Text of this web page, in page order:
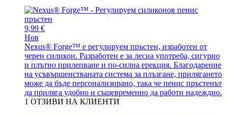
9,99 €
Нов
Nexus® Forge™ е регулируем пръстен, изработен от
черен силикон. Разработен е за лесна употреба, сигурно
и плътно прилепване и по-силна ерекция. Благодарение
на усъвършенстваната система за плъзгане, прилягането
може да бъде персонализирано, така че пенис пръстенът
да приляга удобно и същевременно да работи надеждно.
1 ОТЗИВИ НА КЛИЕНТИ